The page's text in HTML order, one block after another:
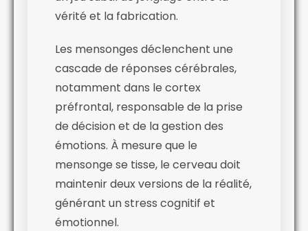
vérité et la fabrication.
Les mensonges déclenchent une
cascade de réponses cérébrales,
notamment dans le cortex
préfrontal, responsable de la prise
de décision et de la gestion des
émotions. À mesure que le
mensonge se tisse, le cerveau doit
maintenir deux versions de la réalité,
générant un stress cognitif et
émotionnel.